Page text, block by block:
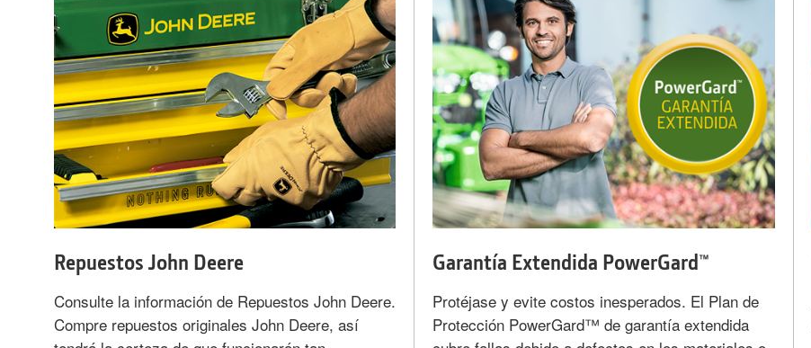
Repuestos John Deere
Consulte la información de Repuestos John Deere.
Compre repuestos originales John Deere, así
Garantía Extendida PowerGard™
Protéjase y evite costos inesperados. El Plan de
Protección PowerGard™ de garantía extendida